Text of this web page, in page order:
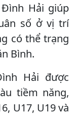
Hải giúp
số ở vị trí
có thể trạng
Bình.
Hải được
tiềm năng,
U17, U19 và